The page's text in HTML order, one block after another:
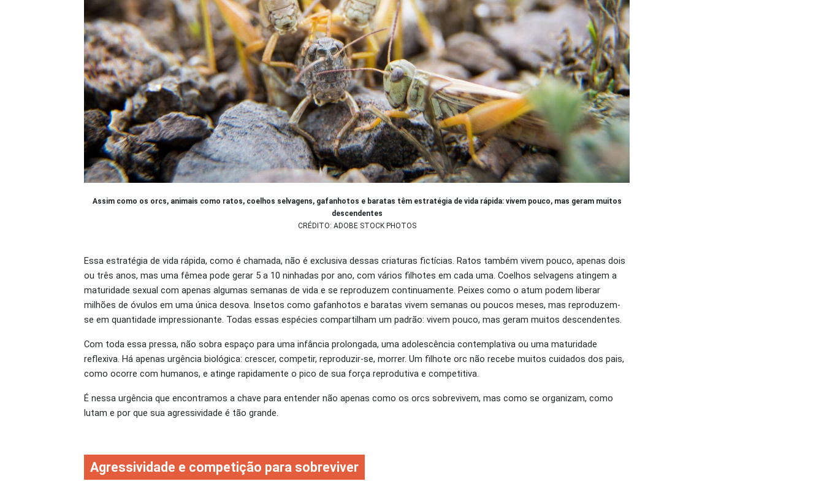
Assim como os orcs, animais como ratos, coelhos selvagens, gafanhotos e baratas têm estratégia de vida rápida: vivem pouco, mas geram muitos
descendentes
CRÉDITO: ADOBE STOCK PHOTOS
Essa estratégia de vida rápida, como é chamada, não é exclusiva dessas criaturas fictícias. Ratos também vivem pouco, apenas dois
ou três anos, mas uma fêmea pode gerar 5 a 10 ninhadas por ano, com vários filhotes em cada uma. Coelhos selvagens atingem a
maturidade sexual com apenas algumas semanas de vida e se reproduzem continuamente. Peixes como o atum podem liberar
milhões de óvulos em uma única desova. Insetos como gafanhotos e baratas vivem semanas ou poucos meses, mas reproduzem-
se em quantidade impressionante. Todas essas espécies compartilham um padrão: vivem pouco, mas geram muitos descendentes.
Com toda essa pressa, não sobra espaço para uma infância prolongada, uma adolescência contemplativa ou uma maturidade
reflexiva. Há apenas urgência biológica: crescer, competir, reproduzir-se, morrer. Um filhote orc não recebe muitos cuidados dos pais,
como ocorre com humanos, e atinge rapidamente o pico de sua força reprodutiva e competitiva.
É nessa urgência que encontramos a chave para entender não apenas como os orcs sobrevivem, mas como se organizam, como
lutam e por que sua agressividade é tão grande.
Agressividade e competição para sobreviver